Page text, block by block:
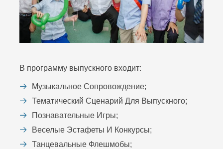
В программу выпускного входит:
Музыкальное Сопровождение;
Тематический Сценарий Для Выпускного;
Познавательные Игры;
Веселые Эстафеты И Конкурсы;
Танцевальные Флешмобы;